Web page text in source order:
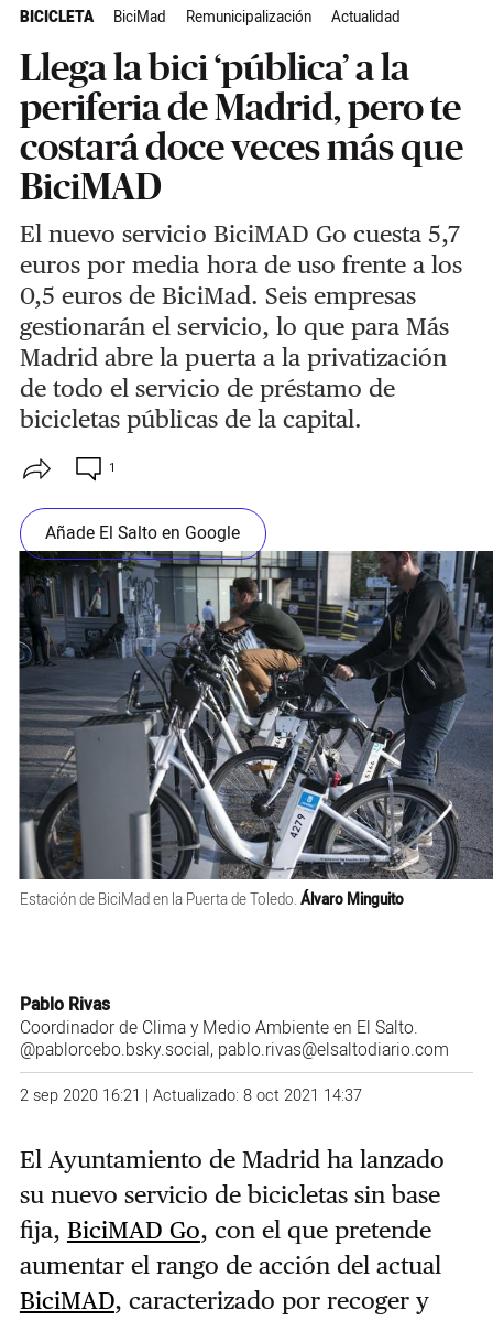
BICICLETA BiciMad Remunicipalización Actualidad
Llega la bici ‘pública’ a la
periferia de Madrid, pero te
costará doce veces más que
BiciMAD
El nuevo servicio BiciMAD Go cuesta 5,7
euros por media hora de uso frente a los
0,5 euros de BiciMad. Seis empresas
gestionarán el servicio, lo que para Más
Madrid abre la puerta a la privatización
de todo el servicio de préstamo de
bicicletas públicas de la capital.
1
Añade El Salto en Google
Estación de BiciMad en la Puerta de Toledo. Álvaro Minguito
Pablo Rivas
Coordinador de Clima y Medio Ambiente en El Salto.
@pablorcebo.bsky.social, pablo.rivas@elsaltodiario.com
2 sep 2020 16:21 | Actualizado: 8 oct 2021 14:37
El Ayuntamiento de Madrid ha lanzado
su nuevo servicio de bicicletas sin base
fija, BiciMAD Go, con el que pretende
aumentar el rango de acción del actual
BiciMAD, caracterizado por recoger y